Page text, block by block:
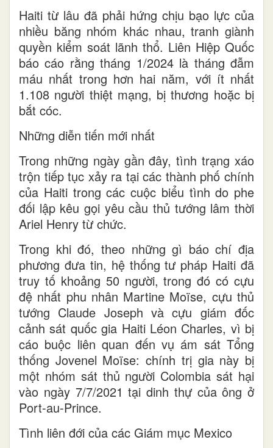
Haiti từ lâu đã phải hứng chịu bạo lực của
nhiều băng nhóm khác nhau, tranh giành
quyền kiểm soát lãnh thổ. Liên Hiệp Quốc
báo cáo rằng tháng 1/2024 là tháng đẫm
máu nhất trong hơn hai năm, với ít nhất
1.108 người thiệt mạng, bị thương hoặc bị
bắt cóc.
Những diễn tiến mới nhất
Trong những ngày gần đây, tình trạng xáo
trộn tiếp tục xảy ra tại các thành phố chính
của Haiti trong các cuộc biểu tình do phe
đối lập kêu gọi yêu cầu thủ tướng lâm thời
Ariel Henry từ chức.
Trong khi đó, theo những gì báo chí địa
phương đưa tin, hệ thống tư pháp Haiti đã
truy tố khoảng 50 người, trong đó có cựu
đệ nhất phu nhân Martine Moïse, cựu thủ
tướng Claude Joseph và cựu giám đốc
cảnh sát quốc gia Haiti Léon Charles, vì bị
cáo buộc liên quan đến vụ ám sát Tổng
thống Jovenel Moïse: chính trị gia này bị
một nhóm sát thủ người Colombia sát hại
vào ngày 7/7/2021 tại dinh thự của ông ở
Port-au-Prince.
Tình liên đới của các Giám mục Mexico